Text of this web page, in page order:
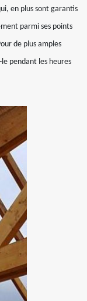
en plus sont garantis
parmi ses points
de plus amples
pendant les heures